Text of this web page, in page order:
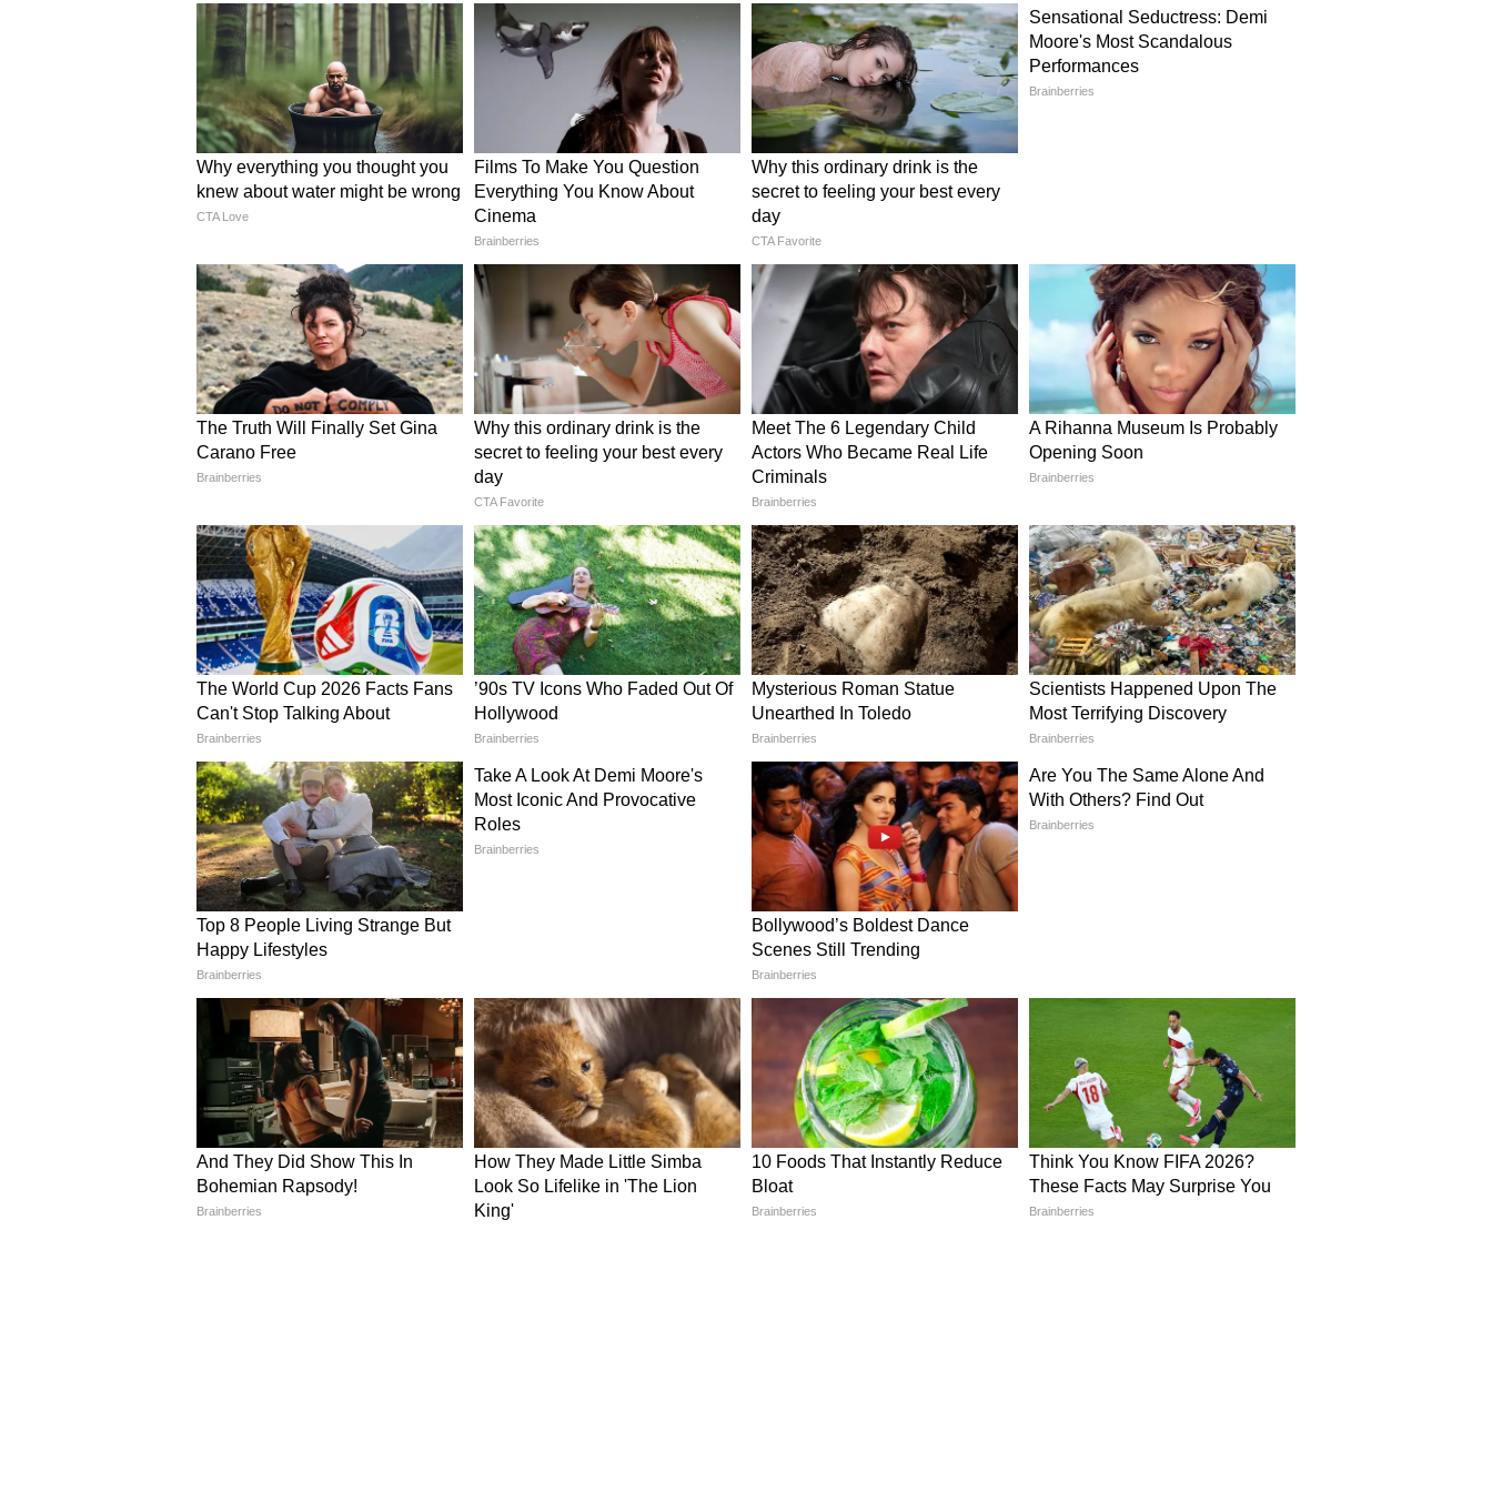
इलेक्ट्रॉनिक तकनीक के साथ बेहतर बनाया जा सकता है, बिना उसे शोर में बदले।"
यह भी पढ़ें :
'वेलकम टू द जंगल' का मंडे ब्लास्ट तय! पहले सोमवार को एडवांस बुकिंग से ही कमा
लिए इतने करोड़
'जीवन में जाने जाना' गाने के पीछे का दिलचस्प किस्सा क्या है?
फिल्म 'बिच्छू' के पॉपुलर गाने 'जीवन में जाने जाना' को लेकर भी आनंद राज आनंद ने एक दिलचस्प
कहानी शेयर की। उन्होंने बताया, "गाने की धुन तैयार थी। मैं अपने भाई हैरी आनंद के साथ बैठा था।
हमने एक लाइन बनाई— 'जीवन में जाने जाना, एक बार है होता प्यार'। अगर आप ध्यान देंगे तो
मुखड़े में यही एक लाइन चार बार दोहराई गई है।" उन्होंने आगे कहा, "मैंने यह गाना निर्देशक गुड्डू
धनोआ को सुनाया और पूछा कि क्या इसके बोल बदल दें? उन्होंने कहा, 'एक भी लाइन मत
बदलना।' मैंने कहा कि इसमें तो पूरी लाइन एक ही है। उन्होंने जवाब दिया, 'जो है, वही रहने दो। इसमें
और कुछ जोड़ने की जरूरत नहीं है।'"